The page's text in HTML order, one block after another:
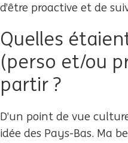
d’être proactive et de
Quelles
(perso et/ou
partir ?
D’un point de vue
idée des Pays-Bas. Ma